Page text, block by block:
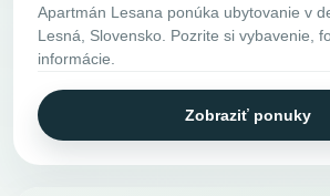
Apartmán Lesana ponúka ubytovanie v
Lesná, Slovensko. Pozrite si vybavenie,
informácie.
Zobraziť ponuky